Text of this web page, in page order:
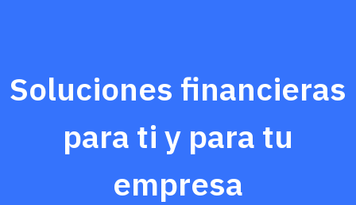
Soluciones financieras
para ti y para tu
empresa